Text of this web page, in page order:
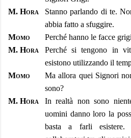
M. Hora
Stanno parlando di te.
abbia fatto a sfuggire.
Momo
Perché hanno le facce
M. Hora
Perché si tengono in
esistono utilizzando il
Momo
Ma allora quei Signori
sono?
M. Hora
In realtà non sono
uomini danno loro la
basta a farli esistere.